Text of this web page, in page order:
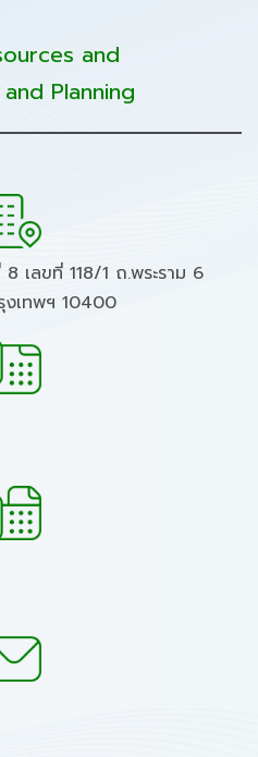
and
Planning
เลขที่ 118/1 ถ.พระราม 6
เทพฯ 10400